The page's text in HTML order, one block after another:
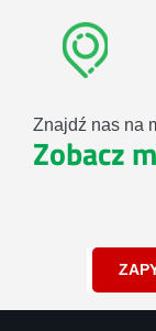
Znajdź nas na
Zobacz